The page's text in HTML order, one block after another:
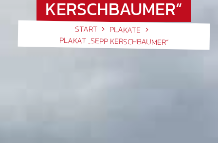
KERSCHBAUMER“
START PLAKATE
PLAKAT „SEPP KERSCHBAUMER“